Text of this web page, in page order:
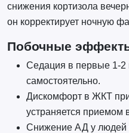
снижения кортизола
он корректирует ночную
Побочные
Седация в первые 1-2
самостоятельно.
Дискомфорт в ЖКТ
устраняется приемом
Снижение АД у людей